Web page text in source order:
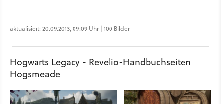
aktualisiert: 20.09.2013, 09:09 Uhr | 100 Bilder
Hogwarts Legacy - Revelio-Handbuchseiten
Hogsmeade